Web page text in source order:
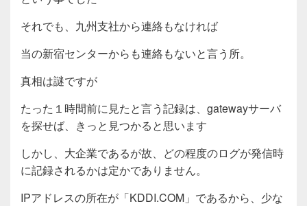
それでも、九州支社から連絡もなければ
当の新宿センターからも連絡もないと言う所。
真相は謎ですが
たった１時間前に見たと言う記録は、gatewayサーバ
を探せば、きっと見つかると思います
しかし、大企業であるが故、どの程度のログが発信時
に記録されるかは定かでありません。
IPアドレスの所在が「KDDI.COM」であるから、少な